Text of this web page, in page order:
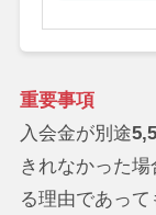
重要事項
入会金が別途
きれなかった
る理由であって